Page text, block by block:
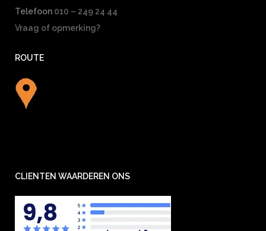
Telefoon 010 – 249 24 44
Vraag of opmerking?
ROUTE
CLIENTEN WAARDEREN ONS